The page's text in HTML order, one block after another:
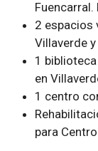
Fuencarral.
2 espacios
Villaverde
1
en
1 centro
para